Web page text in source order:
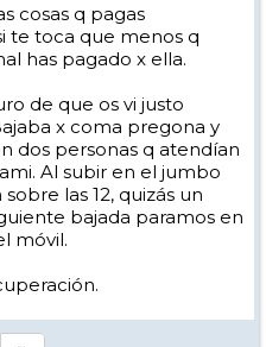
cosas q pagas
te toca que menos q
has pagado x ella.
de que os vi justo
x coma pregona y
dos personas q atendían
Al subir en el jumbo
las 12, quizás un
bajada paramos en
móvil.